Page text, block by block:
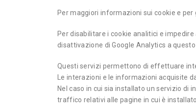
Per maggiori informazioni sui cookie e
Per disabilitare i cookie analitici e
disattivazione di Google Analytics a
Questi servizi permettono di effettuare
Le interazioni e le informazioni acquisite
Nel caso in cui sia installato un servizio di
traffico relativi alle pagine in cui è installato.